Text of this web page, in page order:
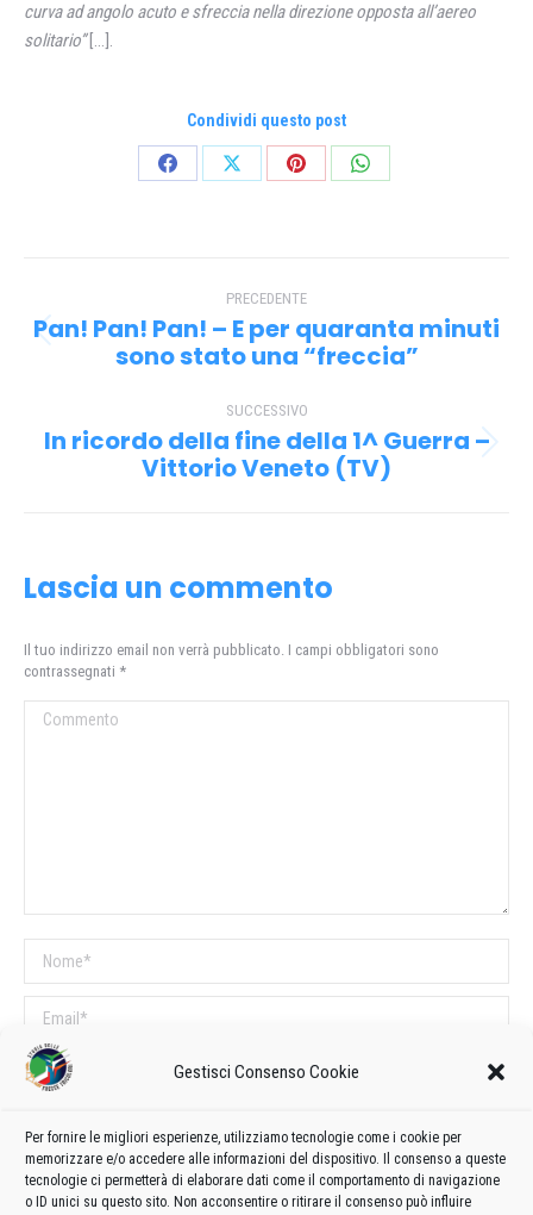
Gestisci Consenso Cookie
Per fornire le migliori esperienze, utilizziamo tecnologie come i cookie per
memorizzare e/o accedere alle informazioni del dispositivo. Il consenso a queste
tecnologie ci permetterà di elaborare dati come il comportamento di navigazione
o ID unici su questo sito. Non acconsentire o ritirare il consenso può influire
curva ad angolo acuto e sfreccia nella direzione opposta all’aereo
solitario”[…].
Condividi questo post
CondividiCondividiCondividiCondividi
tra PRECEDENTE
Post
precedente:
Pan! Pan! Pan! – E per quaranta minuti
sono stato una “freccia”
SUCCESSIVO
Prossimo
post:
In ricordo della fine della 1^ Guerra –
Vittorio Veneto (TV)
Lascia un commento
Il tuo indirizzo email non verrà pubblicato. I campi obbligatori sono
contrassegnati *
Commento
Nome *
Email *
Sito web
COMMENTI SUL POST
Questo sito utilizza Akismet per ridurre lo spam.Scopri come vengono